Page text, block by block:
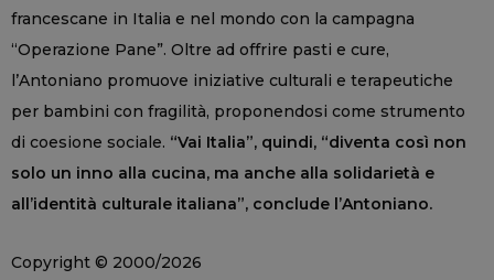
francescane in Italia e nel mondo con la campagna
“Operazione Pane”. Oltre ad offrire pasti e cure,
l’Antoniano promuove iniziative culturali e terapeutiche
per bambini con fragilità, proponendosi come strumento
di coesione sociale. “Vai Italia”, quindi, “diventa così non
solo un inno alla cucina, ma anche alla solidarietà e
all’identità culturale italiana”, conclude l’Antoniano.
Copyright © 2000/2026